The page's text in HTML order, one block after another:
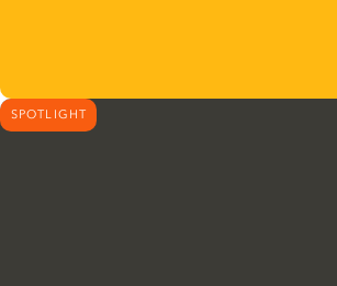
SPOTLIGHT